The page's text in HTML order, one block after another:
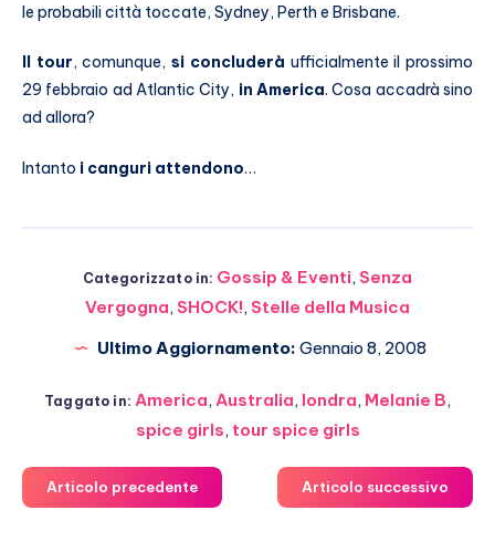
le probabili città toccate, Sydney, Perth e Brisbane.
Il tour, comunque,si concluderà ufficialmente il prossimo
29 febbraio ad Atlantic City, in America. Cosa accadrà sino
ad allora?
Intanto i canguri attendono…
Categorizzato in: Gossip & Eventi, Senza
Vergogna, SHOCK!, Stelle della Musica
Ultimo Aggiornamento: Gennaio 8, 2008
Taggato in: America, Australia, londra, Melanie B,
spice girls, tour spice girls
Articolo precedente Articolo successivo